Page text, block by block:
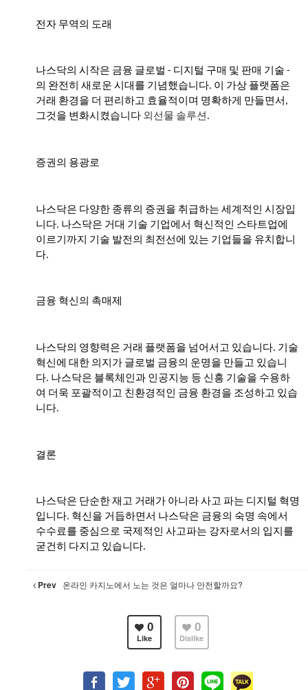
전자 무역의 도래
나스닥의 시작은 금융 글로벌 - 디지털 구매 및 판매 기술 -
의 완전히 새로운 시대를 기념했습니다. 이 가상 플랫폼은
거래 환경을 더 편리하고 효율적이며 명확하게 만들면서,
그것을 변화시켰습니다 외선물 솔루션 .
증권의 용광로
나스닥은 다양한 종류의 증권을 취급하는 세계적인 시장입
니다. 나스닥은 거대 기술 기업에서 혁신적인 스타트업에
이르기까지 기술 발전의 최전선에 있는 기업들을 유치합니
다.
금융 혁신의 촉매제
나스닥의 영향력은 거래 플랫폼을 넘어서고 있습니다. 기술
혁신에 대한 의지가 글로벌 금융의 운명을 만들고 있습니
다. 나스닥은 블록체인과 인공지능 등 신흥 기술을 수용하
여 더욱 포괄적이고 친환경적인 금융 환경을 조성하고 있습
니다.
결론
나스닥은 단순한 재고 거래가 아니라 사고 파는 디지털 혁명
입니다. 혁신을 거듭하면서 나스닥은 금융의 숙명 속에서
수수료를 중심으로 국제적인 사고파는 강자로서의 입지를
굳건히 다지고 있습니다.
Prev 온라인 카지노에서 노는 것은 얼마나 안전할까요?
0
Like
0
Dislike
Photoalbum
Anslagstavlan